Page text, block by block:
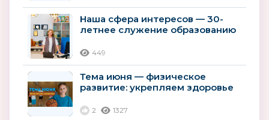
Наша сфера интересов — 30-
летнее служение образованию
449
Тема июня — физическое
развитие: укрепляем здоровье
2 1327